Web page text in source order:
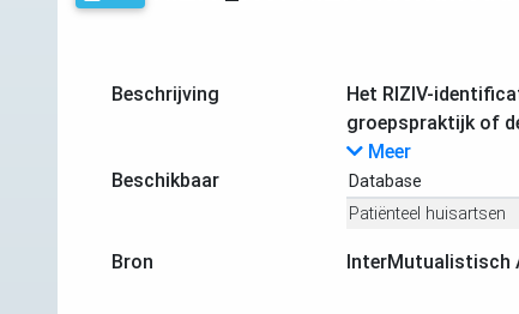
Beschrijving
Het RIZIV-
groepspraktijk of
Meer
Beschikbaar
Database
Patiënteel huisartsen
Bron InterMutualistisch